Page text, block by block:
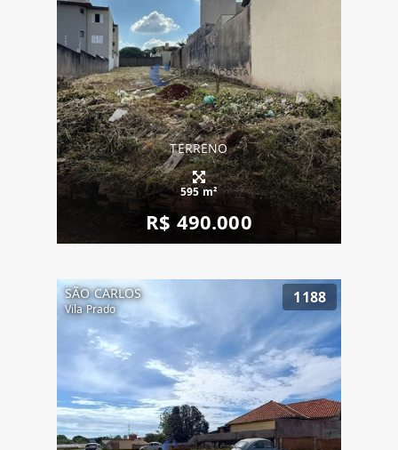
TERRENO
595 m²
R$ 490.000
SÃO CARLOS
Vila Prado
1188